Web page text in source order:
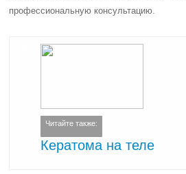
профессиональную консультацию.
Читайте также:
Кератома на теле